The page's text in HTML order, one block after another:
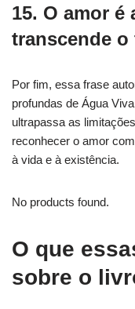
15. O amor é
transcende o
Por fim, essa frase
profundas de Água
ultrapassa as
reconhecer o amor
à vida e à existência.
No products found.
O que
sobre o